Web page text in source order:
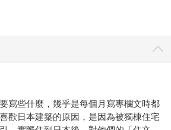
寫些什麼，幾乎是每個月寫專欄文時都
歡日本建築的原因，是因為被獨棟住宅